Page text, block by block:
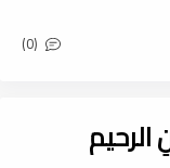
(0)
الرحيم